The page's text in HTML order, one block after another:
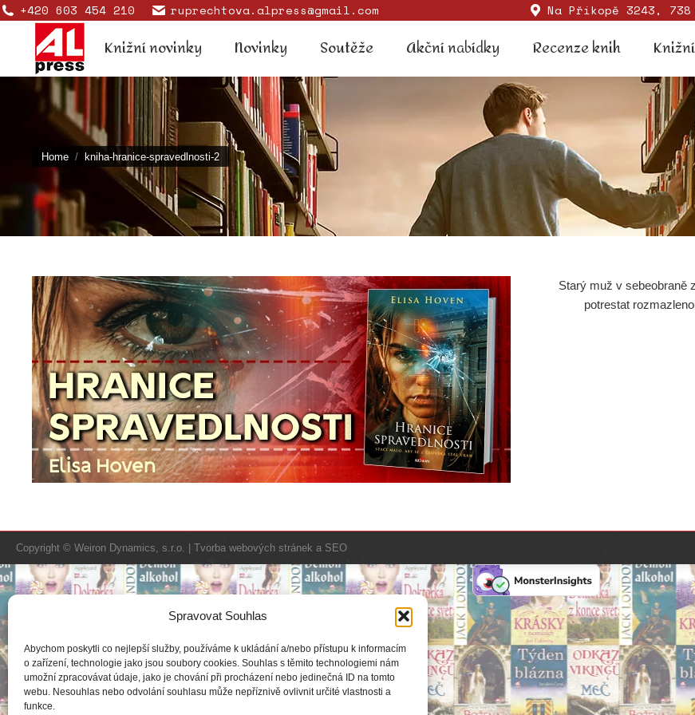
Spravovat Souhlas
Abychom poskytli co nejlepší služby, používáme k ukládání a/nebo přístupu k informacím
o zařízení, technologie jako jsou soubory cookies. Souhlas s těmito technologiemi nám
umožní zpracovávat údaje, jako je chování při procházení nebo jedinečná ID na tomto
webu. Nesouhlas nebo odvolání souhlasu může nepříznivě ovlivnit určité vlastnosti a
funkce.
+420 603 454 210 ruprechtova.alpress@gmail.com Na Příkopě 3243,
Knižní novinky Novinky Soutěže Akční nabídky Recenze knih
You are here:
Home kniha-hranice-spravedlnosti-2
Starý muž v sebeobraně
potrestat
Copyright © Weiron Dynamics, s.r.o. | Tvorba webových stránek a SEO
Knižní novinky Novinky Soutěže Akční nabídky Recenze knih